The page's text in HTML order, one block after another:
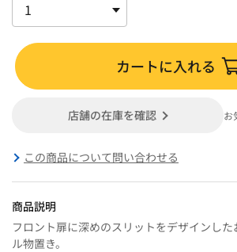
カートに入れる
店舗の在庫を確認 お
この商品について問い合わせる
商品説明
フロント扉に深めのスリットをデザインし
ル物置き。